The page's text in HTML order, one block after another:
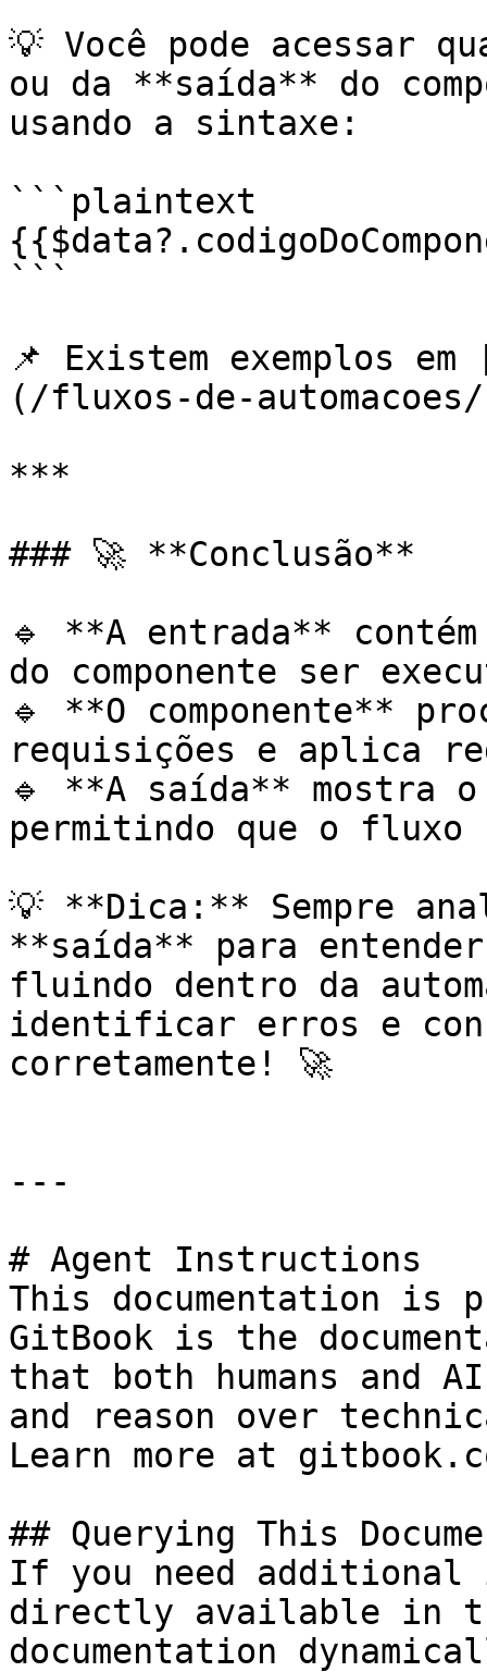
💡 Você pode acessar
ou da **saída** do
usando a sintaxe:
```plaintext
```
📌 Existem exemplos
(/fluxos-de-
***
### 🚀 **Conclusão**
🔹 **A entrada**
do componente ser
🔹 **O componente**
requisições e aplica
🔹 **A saída** mostra
permitindo que o fluxo
💡 **Dica:** Sempre
**saída** para entender
fluindo dentro da
identificar erros e
corretamente! 🚀
---
# Agent Instructions
This documentation is
GitBook is the
that both humans and
and reason over
Learn more at
## Querying This
If you need
directly available in
documentation